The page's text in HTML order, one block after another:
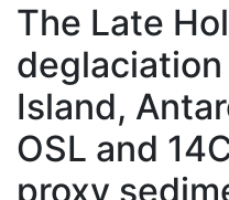
The Late
deglaciation
Island,
OSL and
proxy